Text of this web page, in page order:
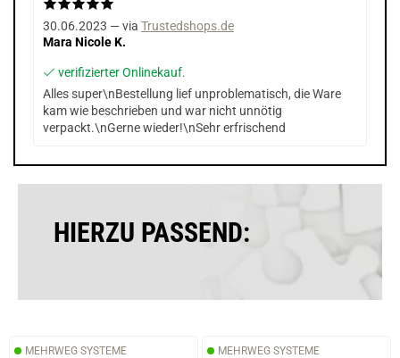
30.06.2023 — via Trustedshops.de
Mara Nicole K.
verifizierter Onlinekauf.
Alles super\nBestellung lief unproblematisch, die Ware
kam wie beschrieben und war nicht unnötig
verpackt.\nGerne wieder!\nSehr erfrischend
HIERZU PASSEND:
MEHRWEG SYSTEME MEHRWEG SYSTEME